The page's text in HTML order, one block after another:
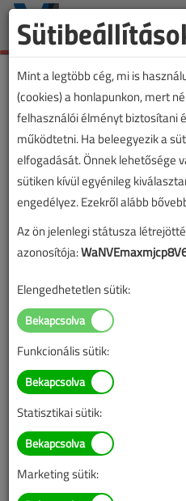
450 oszlopot
kilométernyi
földkábellel
2023. november 7. |
Mint a legtöbb cég, mi is
(cookies) a honlapunkon, mert
felhasználói élményt biztosítani
működtetni. Ha beleegyezik a
elfogadását. Önnek lehetősége
sütiken kívül egyénileg
engedélyez. Ezekről alább
Az ön jelenlegi státusza
azonosítója:
Elengedhetetlen sütik:
Funkcionális sütik:
Statisztikai sütik:
Marketing sütik: